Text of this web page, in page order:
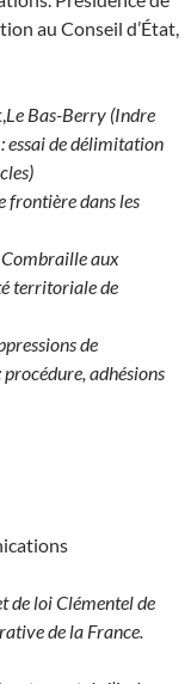
au Conseil d’État,
Le Bas-Berry (Indre
essai de délimitation
frontière dans les
aux
territoriale de
de
adhésions
de loi Clémentel de
de la France.